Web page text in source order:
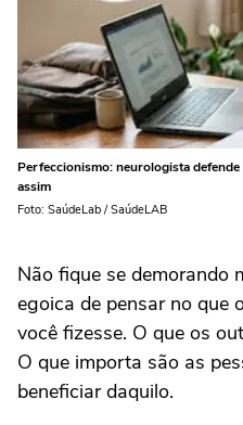
Perfeccionismo: neurologista
assim
Foto: SaúdeLab / SaúdeLAB
Não fique se demorando
egoica de pensar no que
você fizesse. O que os
O que importa são as
beneficiar daquilo.